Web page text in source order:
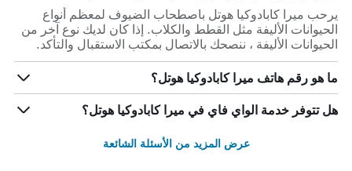
يرحب ميرا كابادوكيا هوتل باصطحاب الضيوف لمعظم أنواع
الحيوانات الأليفة مثل القطط والكلاب. إذا كان لديك نوع آخر من
الحيوانات الأليفة ، ننصحك بالاتصال بمكتب الاستقبال والتأكد.
ما هو رقم هاتف ميرا كابادوكيا هوتل؟
هل تتوفر خدمة الواي فاي في ميرا كابادوكيا هوتل؟
عرض المزيد من الأسئلة الشائعة